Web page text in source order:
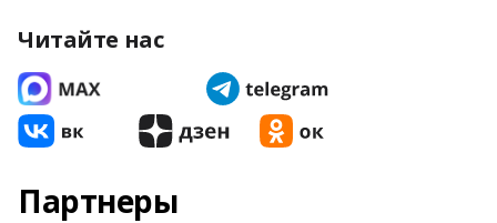
Читайте нас
Партнеры